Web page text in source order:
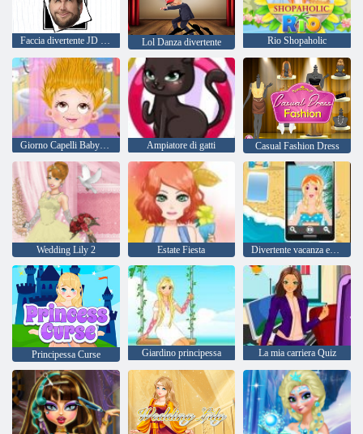
Faccia divertente JD Vance Lol Danza divertente Rio Shopaholic
Giorno Capelli Baby Hazel Ampiatore di gatti Casual Fashion Dress
Wedding Lily 2 Estate Fiesta Divertente vacanza estiva
Principessa Curse Giardino principessa La mia carriera Quiz